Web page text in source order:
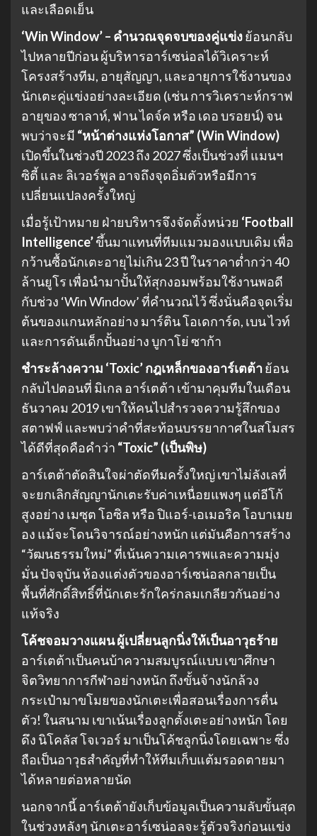
และเลือดเย็น
‘Win Window’ – คำนวณจุดจบของคู่แข่งย้อนกลับ
ไปหลายปีก่อน ผู้บริหารอาร์เซน่อลได้วิเคราะห์
โครงสร้างทีม, อายุสัญญา, และอายุการใช้งานของ
นักเตะคู่แข่งอย่างละเอียด (เช่น การวิเคราะห์กราฟ
อายุของ ซาลาห์, ฟาน ไดจ์ค หรือ เดอ บรอยน์) จน
พบว่าจะมี “หน้าต่างแห่งโอกาส” (Win Window)
เปิดขึ้นในช่วงปี 2023 ถึง 2027 ซึ่งเป็นช่วงที่ แมนฯ
ซิตี้ และ ลิเวอร์พูล อาจถึงจุดอิ่มตัวหรือมีการ
เปลี่ยนแปลงครั้งใหญ่
เมื่อรู้เป้าหมาย ฝ่ายบริหารจึงจัดตั้งหน่วย ‘Football
Intelligence’ขึ้นมาแทนที่ทีมแมวมองแบบเดิม เพื่อ
กว้านซื้อนักเตะอายุไม่เกิน 23 ปี ในราคาต่ำกว่า 40
ล้านยูโร เพื่อนำมาปั้นให้สุกงอมพร้อมใช้งานพอดี
กับช่วง ‘Win Window’ ที่คำนวณไว้ ซึ่งนั่นคือจุดเริ่ม
ต้นของแกนหลักอย่าง มาร์ติน โอเดการ์ด, เบน ไวท์
และการดันเด็กปั้นอย่าง บูกาโย่ ซาก้า
ชำระล้างความ ‘Toxic’ กฎเหล็กของอาร์เตต้าย้อน
กลับไปตอนที่ มิเกล อาร์เตต้า เข้ามาคุมทีมในเดือน
ธันวาคม 2019 เขาให้คนไปสำรวจความรู้สึกของ
สตาฟฟ์ และพบว่าคำที่สะท้อนบรรยากาศในสโมสร
ได้ดีที่สุดคือคำว่า “Toxic” (เป็นพิษ)
อาร์เตต้าตัดสินใจผ่าตัดทีมครั้งใหญ่ เขาไม่ลังเลที่
จะยกเลิกสัญญานักเตะรับค่าเหนื่อยแพงๆ แต่อีโก้
สูงอย่าง เมซุต โอซิล หรือ ปิแอร์-เอเมอริค โอบาเมย
อง แม้จะโดนวิจารณ์อย่างหนัก แต่มันคือการสร้าง
“วัฒนธรรมใหม่” ที่เน้นความเคารพและความมุ่ง
มั่น ปัจจุบัน ห้องแต่งตัวของอาร์เซน่อลกลายเป็น
พื้นที่ศักดิ์สิทธิ์ที่นักเตะรักใคร่กลมเกลียวกันอย่าง
แท้จริง
โค้ชจอมวางแผน ผู้เปลี่ยนลูกนิ่งให้เป็นอาวุธร้าย
อาร์เตต้าเป็นคนบ้าความสมบูรณ์แบบ เขาศึกษา
จิตวิทยาการกีฬาอย่างหนัก ถึงขั้นจ้างนักล้วง
กระเป๋ามาขโมยของนักเตะเพื่อสอนเรื่องการตื่น
ตัว! ในสนาม เขาเน้นเรื่องลูกตั้งเตะอย่างหนัก โดย
ดึง นิโคลัส โจเวอร์ มาเป็นโค้ชลูกนิ่งโดยเฉพาะ ซึ่ง
ถือเป็นอาวุธสำคัญที่ทำให้ทีมเก็บแต้มรอดตายมา
ได้หลายต่อหลายนัด
นอกจากนี้ อาร์เตต้ายังเก็บข้อมูลเป็นความลับขั้นสุด
ในช่วงหลังๆ นักเตะอาร์เซน่อลจะรู้ตัวจริงก่อนแข่ง